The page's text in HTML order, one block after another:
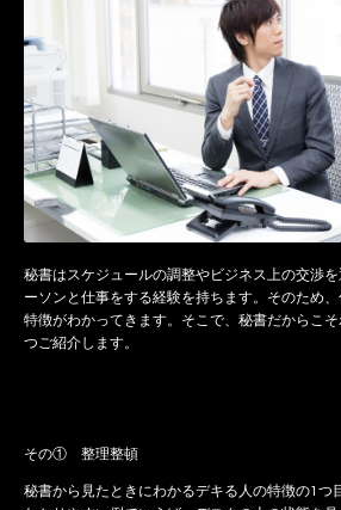
秘書はスケジュールの調整やビジネス上の交渉
ーソンと仕事をする経験を持ちます。そのため
特徴がわかってきます。そこで、秘書だからこ
つご紹介します。
その① 整理整頓
秘書から見たときにわかるデキる人の特徴の1つ